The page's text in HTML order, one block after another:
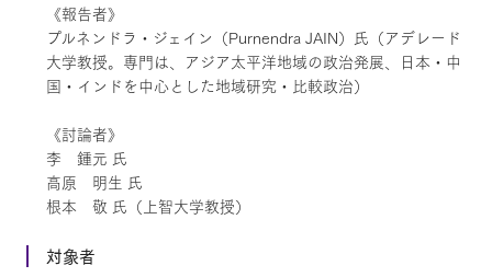
《報告者》
プルネンドラ・ジェイン（Purnendra JAIN）氏（アデレード
大学教授。専門は、アジア太平洋地域の政治発展、日本・中
国・インドを中心とした地域研究・比較政治）
《討論者》
李 鍾元 氏
高原 明生 氏
根本 敬 氏（上智大学教授）
対象者